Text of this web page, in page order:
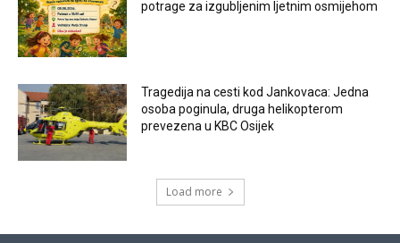
potrage za izgubljenim ljetnim osmijehom
Tragedija na cesti kod Jankovaca: Jedna
osoba poginula, druga helikopterom
prevezena u KBC Osijek
Load more